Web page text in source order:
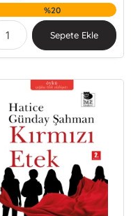
%20
Sepete Ekle